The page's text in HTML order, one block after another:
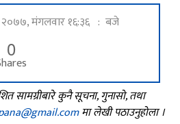
२०७७, मंगलवार १६:३६ : बजे
0
सामग्रीबारे कुनै सूचना, गुनासो, तथा
मा लेखी पठाउनुहोला ।